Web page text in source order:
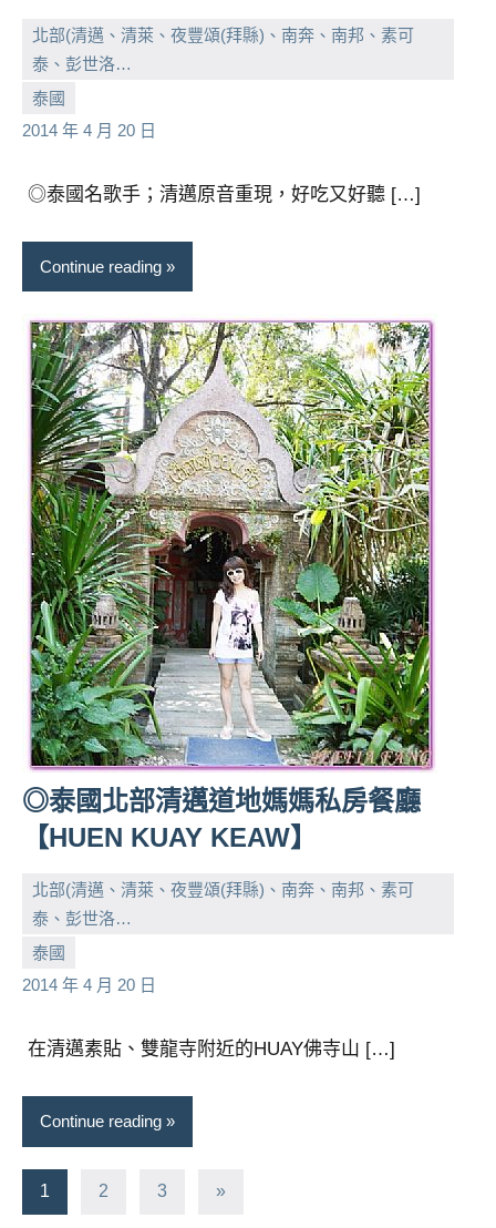
北部(清邁、清萊、夜豐頌(拜縣)、南奔、南邦、素可
泰、彭世洛…
泰國
2014 年 4 月 20 日
小
芳
No
comments
◎泰國名歌手；清邁原音重現，好吃又好聽 […]
Continue reading
◎泰國北部清邁道地媽媽私房餐廳
【HUEN KUAY KEAW】
北部(清邁、清萊、夜豐頌(拜縣)、南奔、南邦、素可
泰、彭世洛…
泰國
2014 年 4 月 20 日
小
芳
No
comments
在清邁素貼、雙龍寺附近的HUAY佛寺山 […]
Continue reading
文
1 2 3
Next
»